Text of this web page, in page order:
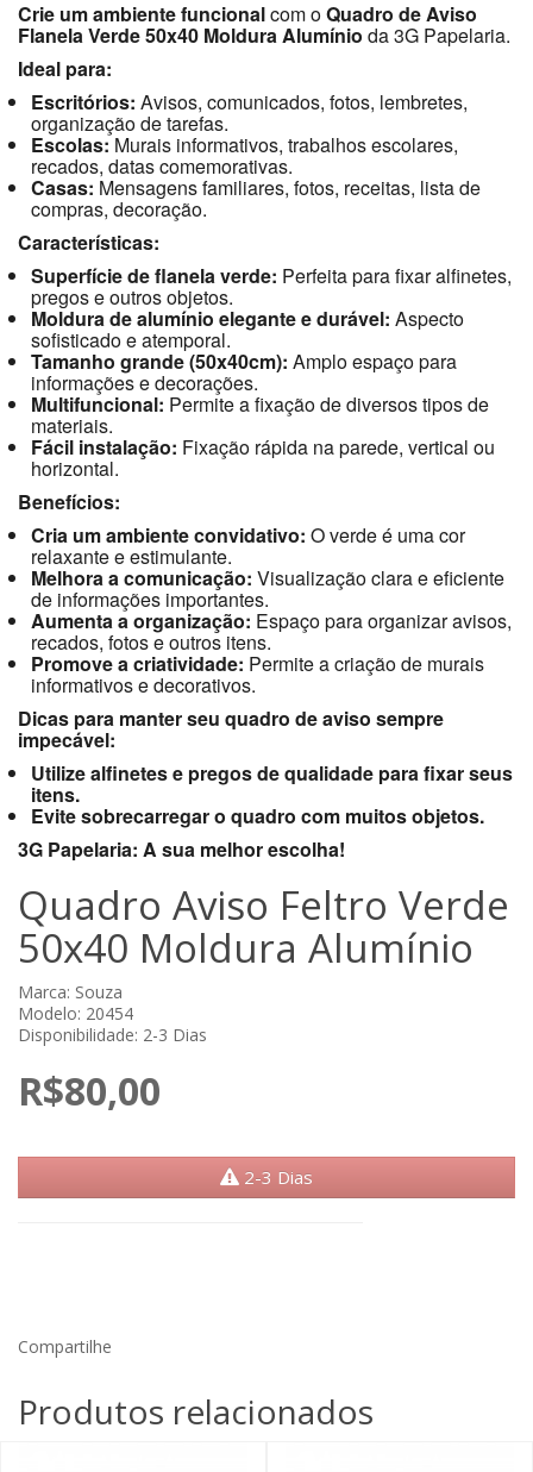
Crie um ambiente funcionalcom oQuadro de Aviso
Flanela Verde 50x40 Moldura Alumínio da 3G Papelaria.
Ideal para:
Escritórios: Avisos, comunicados, fotos, lembretes,
organização de tarefas.
Escolas:Murais informativos, trabalhos escolares,
recados, datas comemorativas.
Casas: Mensagens familiares, fotos, receitas, lista de
compras, decoração.
Características:
Superfície de flanela verde: Perfeita para fixar alfinetes,
pregos e outros objetos.
Moldura de alumínio elegante e durável: Aspecto
sofisticado e atemporal.
Tamanho grande (50x40cm): Amplo espaço para
informações e decorações.
Multifuncional: Permite a fixação de diversos tipos de
materiais.
Fácil instalação: Fixação rápida na parede, vertical ou
horizontal.
Benefícios:
Cria um ambiente convidativo: O verde é uma cor
relaxante e estimulante.
Melhora a comunicação: Visualização clara e eficiente
de informações importantes.
Aumenta a organização: Espaço para organizar avisos,
recados, fotos e outros itens.
Promove a criatividade: Permite a criação de murais
informativos e decorativos.
Dicas para manter seu quadro de aviso sempre
impecável:
Utilize alfinetes e pregos de qualidade para fixar seus
itens.
Evite sobrecarregar o quadro com muitos objetos.
3G Papelaria: A sua melhor escolha!
Quadro Aviso Feltro Verde
50x40 Moldura Alumínio
Marca: Souza
Modelo: 20454
Disponibilidade: 2-3 Dias
R$80,00
2-3 Dias
Compartilhe
Produtos relacionados